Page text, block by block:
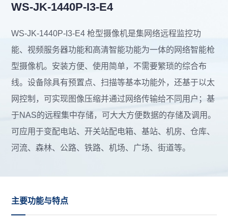
WS-JK-1440P-I3-E4
WS-JK-1440P-I3-E4 枪型摄像机是集网络远程监控功
能、视频服务器功能和高清智能功能为一体的网络智能枪
型摄像机。安装方便、使用简单，不需要繁琐的综合布
线。设备除具有预置点、扫描等基本功能外，还基于以太
网控制，可实现图像压缩并通过网络传输给不同用户；基
于NAS的远程集中存储，可大大方便数据的存储及调用。
可应用于变配电站、开关站配电箱、基站、机房、仓库、
河流、森林、公路、铁路、机场、广场、街道等。
主要功能与特点